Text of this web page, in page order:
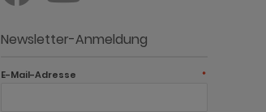
Newsletter-Anmeldung
E-Mail-Adresse *